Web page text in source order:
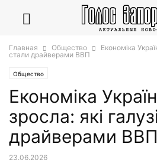
Главная Общество
Економіка
стали драйверами ВВП
Общество
Економіка
зросла: які
драйверами ВВП
23.06.2026